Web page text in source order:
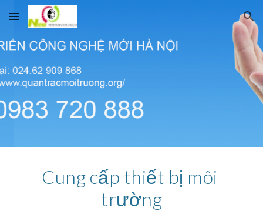
Skip to main content Skip to navigation
Cung cấp thiết bị môi
trường